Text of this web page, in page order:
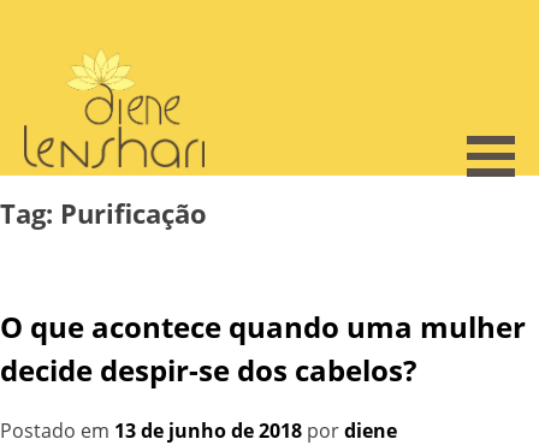
content
Tag: Purificação
O que acontece quando uma mulher
decide despir-se dos cabelos?
Postado em 13 de junho de 2018 pordiene